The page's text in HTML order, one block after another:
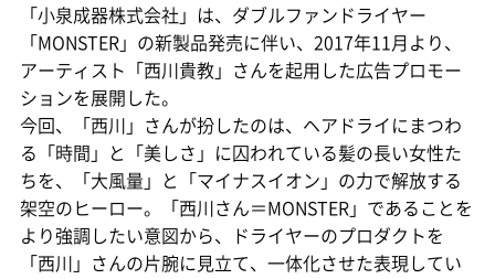
「小泉成器株式会社」は、ダブルファンドライヤー
「MONSTER」の新製品発売に伴い、2017年11月より、
アーティスト「西川貴教」さんを起用した広告プロモー
ションを展開した。
今回、「西川」さんが扮したのは、ヘアドライにまつわ
る「時間」と「美しさ」に囚われている髪の長い女性た
ちを、「大風量」と「マイナスイオン」の力で解放する
架空のヒーロー。「西川さん＝MONSTER」であることを
より強調したい意図から、ドライヤーのプロダクトを
「西川」さんの片腕に見立て、一体化させた表現してい